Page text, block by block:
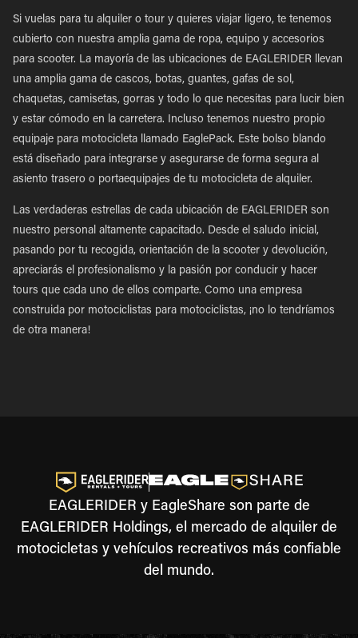
Si vuelas para tu alquiler o tour y quieres viajar ligero, te tenemos
cubierto con nuestra amplia gama de ropa, equipo y accesorios
para scooter. La mayoría de las ubicaciones de EAGLERIDER llevan
una amplia gama de cascos, botas, guantes, gafas de sol,
chaquetas, camisetas, gorras y todo lo que necesitas para lucir bien
y estar cómodo en la carretera. Incluso tenemos nuestro propio
equipaje para motocicleta llamado EaglePack. Este bolso blando
está diseñado para integrarse y asegurarse de forma segura al
asiento trasero o portaequipajes de tu motocicleta de alquiler.
Las verdaderas estrellas de cada ubicación de EAGLERIDER son
nuestro personal altamente capacitado. Desde el saludo inicial,
pasando por tu recogida, orientación de la scooter y devolución,
apreciarás el profesionalismo y la pasión por conducir y hacer
tours que cada uno de ellos comparte. Como una empresa
construida por motociclistas para motociclistas, ¡no lo tendríamos
de otra manera!
EAGLERIDER y EagleShare son parte de
EAGLERIDER Holdings, el mercado de alquiler de
motocicletas y vehículos recreativos más confiable
del mundo.